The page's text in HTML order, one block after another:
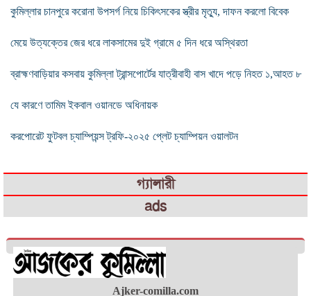
কুমিল্লার চানপুরে করোনা উপসর্গ নিয়ে চিকিৎসকের স্ত্রীর মৃত্যু, দাফন করলো বিবেক
মেয়ে উত্যক্তের জের ধরে লাকসামের দুই গ্রামে ৫ দিন ধরে অস্থিরতা
ব্রাহ্মণবাড়িয়ার কসবায় কুমিল্লা ট্রান্সপোর্টের যাত্রীবাহী বাস খাদে পড়ে নিহত ১,আহত ৮
যে কারণে তামিম ইকবাল ওয়ানডে অধিনায়ক
করপোরেট ফুটবল চ্যাম্পিয়ন্স ট্রফি-২০২৫ প্লেট চ্যাম্পিয়ন ওয়ালটন
গ্যালারী
ads
Ajker-comilla.com